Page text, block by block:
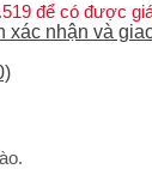
để có được
xác nhận và